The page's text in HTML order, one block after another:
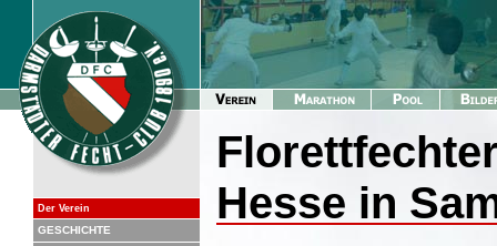
Der Verein
GESCHICHTE
Hesse in